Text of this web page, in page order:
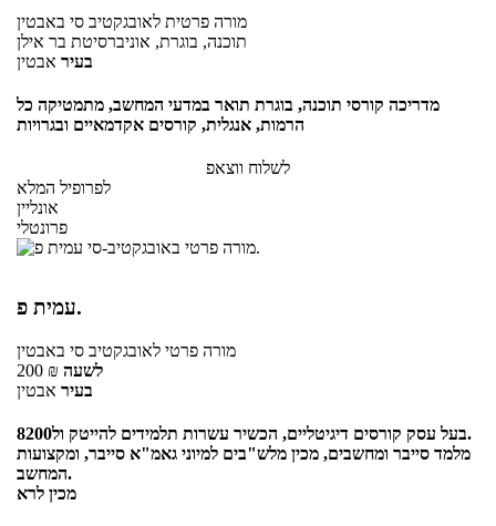
מורה פרטית לאובגקטיב סי באבטין
תוכנה, בוגרת, אוניברסיטת בר אילן
בעיר אבטין
מדריכה קורסי תוכנה, בוגרת תואר במדעי המחשב, מתמטיקה כל
הרמות, אנגלית, קורסים אקדמאיים ובגרויות
לשלוח ווצאפ
לפרופיל המלא
אונליין
פרונטלי
עמית פ.
מורה פרטי לאובגקטיב סי באבטין
200 ₪ לשעה
בעיר אבטין
בעל עסק קורסים דיגיטליים, הכשיר עשרות תלמידים להייטק ול8200.
מלמד סייבר ומחשבים, מכין מלש"בים למיוני גאמ"א סייבר, ומקצועות
המחשב.
מכין לרא